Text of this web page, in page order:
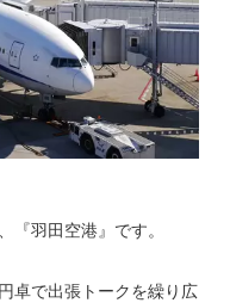
『羽田空港』です。
卓で出張トークを繰り広